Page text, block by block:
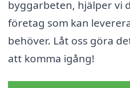
byggarbeten, hjälper vi
företag som kan
behöver. Låt oss göra
att komma igång!